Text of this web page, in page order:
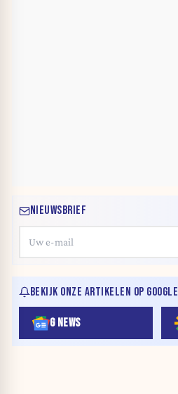
NIEUWSBRIEF
BEKIJK ONZE ARTIKELEN OP GOOGLE
G NEWS